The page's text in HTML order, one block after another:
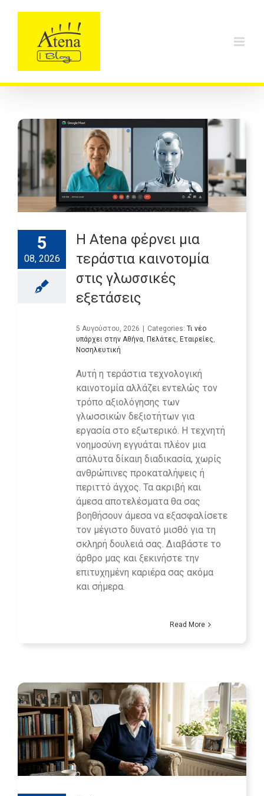
5
08, 2026
Η Atena φέρνει μια
τεράστια καινοτομία
στις γλωσσικές
εξετάσεις
5 Αυγούστου, 2026 Categories: Τι νέο
υπάρχει στην Αθήνα, Πελάτες, Εταιρείες,
Νοσηλευτική
Αυτή η τεράστια τεχνολογική
καινοτομία αλλάζει εντελώς τον
τρόπο αξιολόγησης των
γλωσσικών δεξιοτήτων για
εργασία στο εξωτερικό. Η τεχνητή
νοημοσύνη εγγυάται πλέον μια
απόλυτα δίκαιη διαδικασία, χωρίς
ανθρώπινες προκαταλήψεις ή
περιττό άγχος. Τα ακριβή και
άμεσα αποτελέσματα θα σας
βοηθήσουν άμεσα να εξασφαλίσετε
τον μέγιστο δυνατό μισθό για τη
σκληρή δουλειά σας. Διαβάστε το
άρθρο μας και ξεκινήστε την
επιτυχημένη καριέρα σας ακόμα
και σήμερα.
Read More